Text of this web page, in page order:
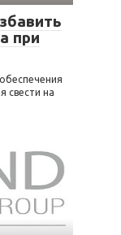
при
свести на